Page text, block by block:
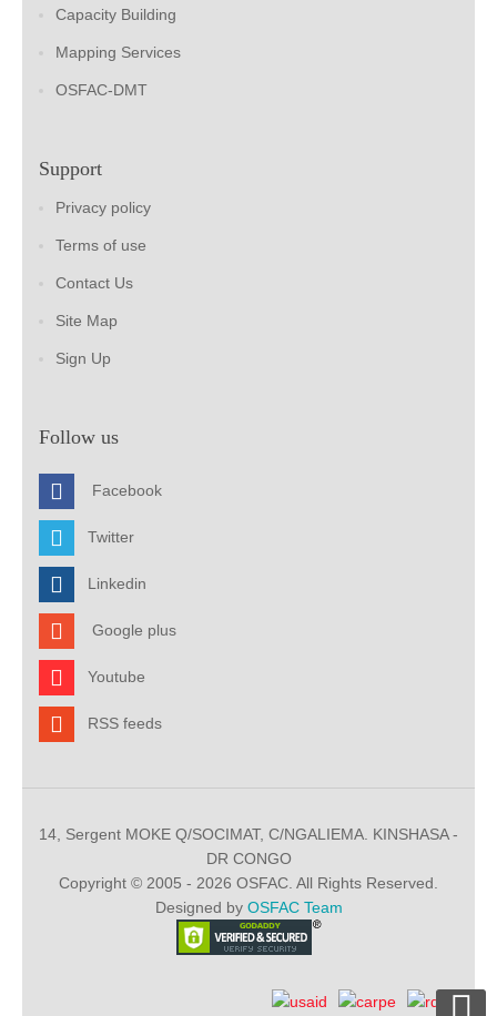
Capacity Building
Mapping Services
OSFAC-DMT
Support
Privacy policy
Terms of use
Contact Us
Site Map
Sign Up
Follow us
Facebook
Twitter
Linkedin
Google plus
Youtube
RSS feeds
14, Sergent MOKE Q/SOCIMAT, C/NGALIEMA. KINSHASA -
DR CONGO
Copyright © 2005 - 2026 OSFAC. All Rights Reserved.
Designed by OSFAC Team